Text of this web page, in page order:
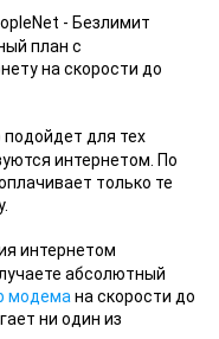
- Безлимит
план с
на скорости до
для тех
интернетом. По
только те
интернетом
абсолютный
модема на скорости до
ни один из